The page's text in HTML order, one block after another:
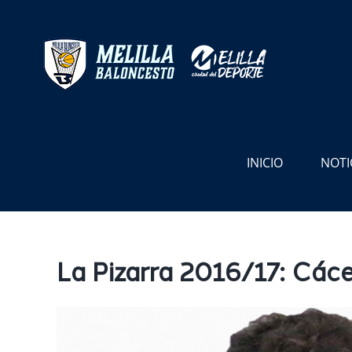
contenido
INICIO
La Pizarra 2016/17: